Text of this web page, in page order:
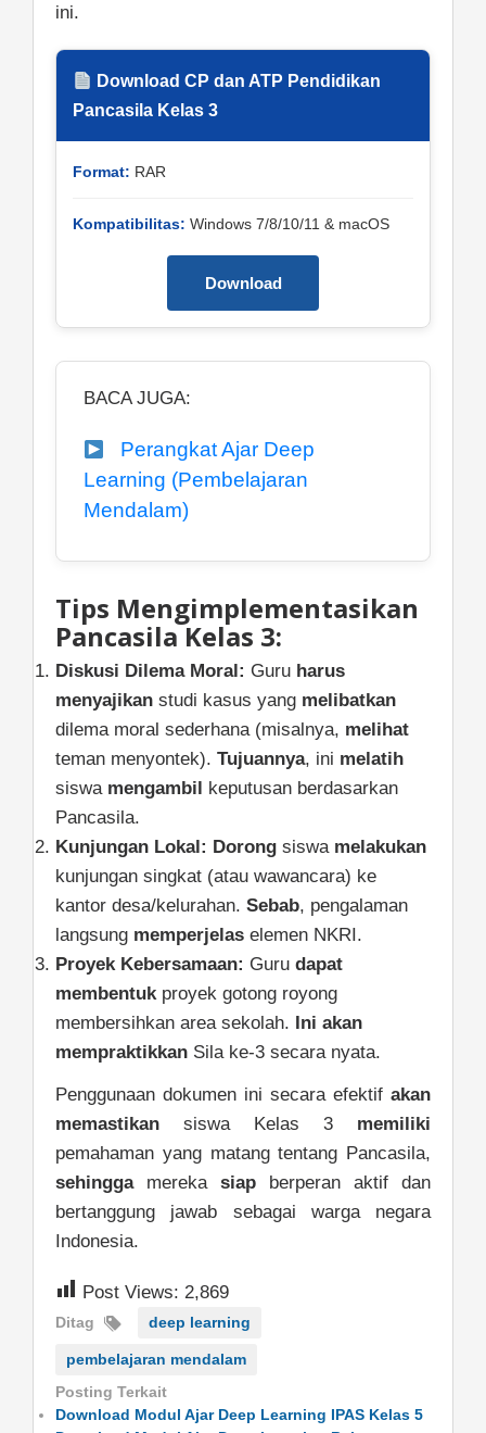
ini.
Download CP dan ATP Pendidikan
Pancasila Kelas 3
Format: RAR
Kompatibilitas: Windows 7/8/10/11 & macOS
Download
BACA JUGA:
Perangkat Ajar Deep
Learning (Pembelajaran
Mendalam)
Tips Mengimplementasikan
Pancasila Kelas 3:
Diskusi Dilema Moral: Guru harus
menyajikan studi kasus yang melibatkan
dilema moral sederhana (misalnya, melihat
teman menyontek). Tujuannya, ini melatih
siswa mengambil keputusan berdasarkan
Pancasila.
Kunjungan Lokal: Dorong siswa melakukan
kunjungan singkat (atau wawancara) ke
kantor desa/kelurahan. Sebab, pengalaman
langsung memperjelas elemen NKRI.
Proyek Kebersamaan: Guru dapat
membentukproyek gotong royong
membersihkan area sekolah. Ini akan
mempraktikkan Sila ke-3 secara nyata.
Penggunaan dokumen ini secara efektif akan
memastikan siswa Kelas 3 memiliki
pemahaman yang matang tentang Pancasila,
sehinggamereka siap berperan aktif dan
bertanggung jawab sebagai warga negara
Indonesia.
Post Views: 2,869
Ditag deep learning
pembelajaran mendalam
Posting Terkait
Download Modul Ajar Deep Learning IPAS Kelas 5